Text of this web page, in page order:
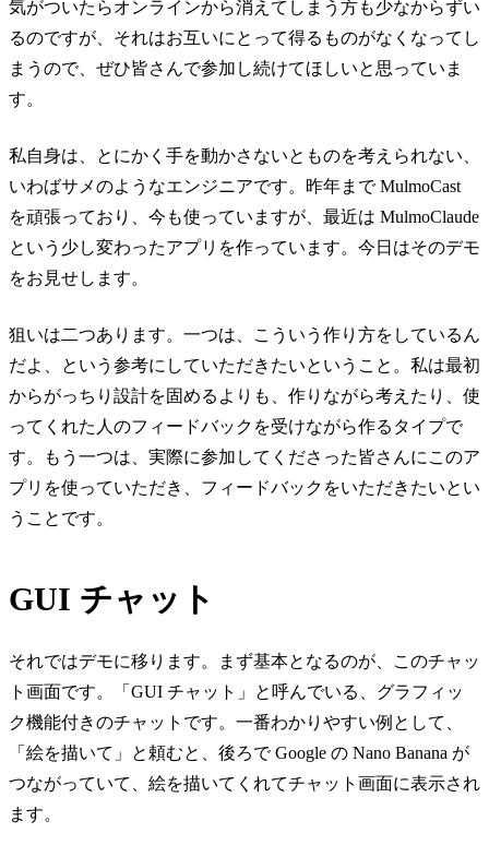
気がついたらオンラインから消えてしまう方も少なからずい
るのですが、それはお互いにとって得るものがなくなってし
まうので、ぜひ皆さんで参加し続けてほしいと思っていま
す。
私自身は、とにかく手を動かさないとものを考えられない、
いわばサメのようなエンジニアです。昨年まで MulmoCast
を頑張っており、今も使っていますが、最近は MulmoClaude
という少し変わったアプリを作っています。今日はそのデモ
をお見せします。
狙いは二つあります。一つは、こういう作り方をしているん
だよ、という参考にしていただきたいということ。私は最初
からがっちり設計を固めるよりも、作りながら考えたり、使
ってくれた人のフィードバックを受けながら作るタイプで
す。もう一つは、実際に参加してくださった皆さんにこのア
プリを使っていただき、フィードバックをいただきたいとい
うことです。
GUI チャット
それではデモに移ります。まず基本となるのが、このチャッ
ト画面です。「GUI チャット」と呼んでいる、グラフィッ
ク機能付きのチャットです。一番わかりやすい例として、
「絵を描いて」と頼むと、後ろで Google の Nano Banana が
つながっていて、絵を描いてくれてチャット画面に表示され
ます。